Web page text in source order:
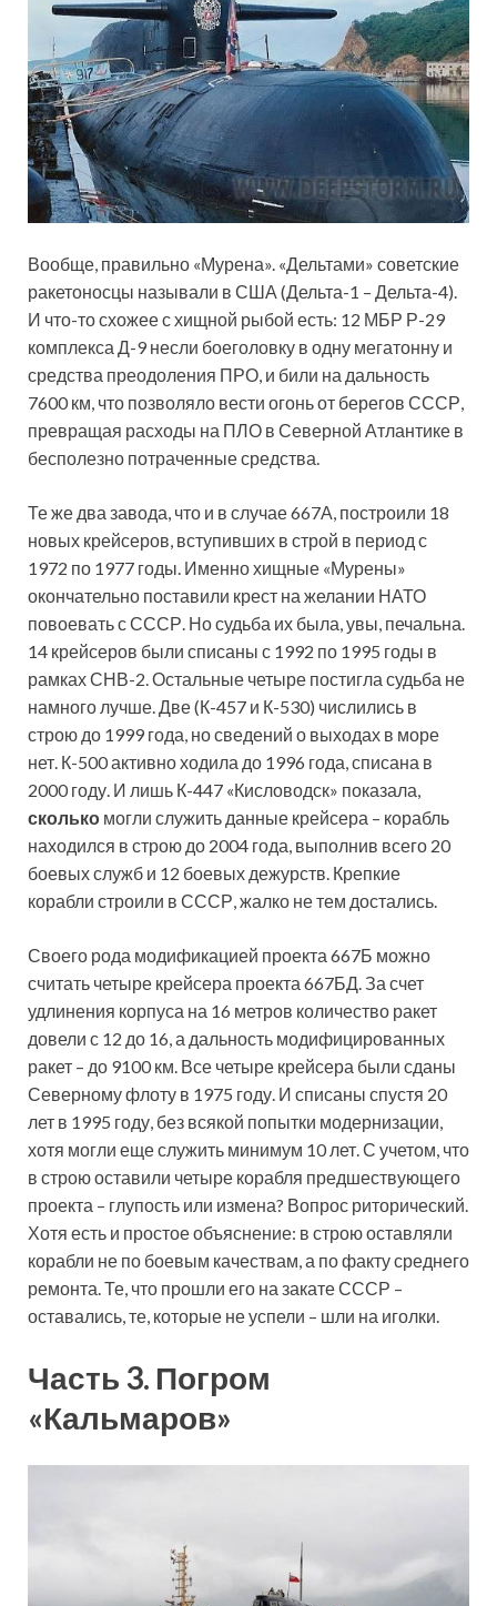
Вообще, правильно «Мурена». «Дельтами» советские
ракетоносцы называли в США (Дельта-1 – Дельта-4).
И что-то схожее с хищной рыбой есть: 12 МБР Р-29
комплекса Д-9 несли боеголовку в одну мегатонну и
средства преодоления ПРО, и били на дальность
7600 км, что позволяло вести огонь от берегов СССР,
превращая расходы на ПЛО в Северной Атлантике в
бесполезно потраченные средства.
Те же два завода, что и в случае 667А, построили 18
новых крейсеров, вступивших в строй в период с
1972 по 1977 годы. Именно хищные «Мурены»
окончательно поставили крест на желании НАТО
повоевать с СССР. Но судьба их была, увы, печальна.
14 крейсеров были списаны с 1992 по 1995 годы в
рамках СНВ-2. Остальные четыре постигла судьба не
намного лучше. Две (К-457 и К-530) числились в
строю до 1999 года, но сведений о выходах в море
нет. К-500 активно ходила до 1996 года, списана в
2000 году. И лишь К-447 «Кисловодск» показала,
сколько могли служить данные крейсера – корабль
находился в строю до 2004 года, выполнив всего 20
боевых служб и 12 боевых дежурств. Крепкие
корабли строили в СССР, жалко не тем достались.
Своего рода модификацией проекта 667Б можно
считать четыре крейсера проекта 667БД. За счет
удлинения корпуса на 16 метров количество ракет
довели с 12 до 16, а дальность модифицированных
ракет – до 9100 км. Все четыре крейсера были сданы
Северному флоту в 1975 году. И списаны спустя 20
лет в 1995 году, без всякой попытки модернизации,
хотя могли еще служить минимум 10 лет. С учетом, что
в строю оставили четыре корабля предшествующего
проекта – глупость или измена? Вопрос риторический.
Хотя есть и простое объяснение: в строю оставляли
корабли не по боевым качествам, а по факту среднего
ремонта. Те, что прошли его на закате СССР –
оставались, те, которые не успели – шли на иголки.
Часть 3. Погром
«Кальмаров»